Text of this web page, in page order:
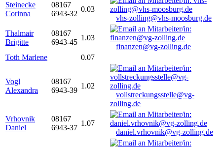
Steinecke
Corinna
08167
6943-32
0.03
vhs-zolling@vhs-moosburg.de
Thalmair
Brigitte
08167
6943-45
1.03
finanzen@vg-zolling.de
Toth Marlene
0.07
Vogl
Alexandra
08167
6943-39
1.02
vollstreckungsstelle@vg-
zolling.de
Vrhovnik
Daniel
08167
6943-37
1.07
daniel.vrhovnik@vg-zolling.de